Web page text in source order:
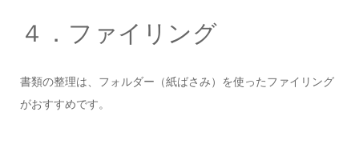
４．ファイリング
書類の整理は、フォルダー（紙ばさみ）を使ったファイリング
がおすすめです。